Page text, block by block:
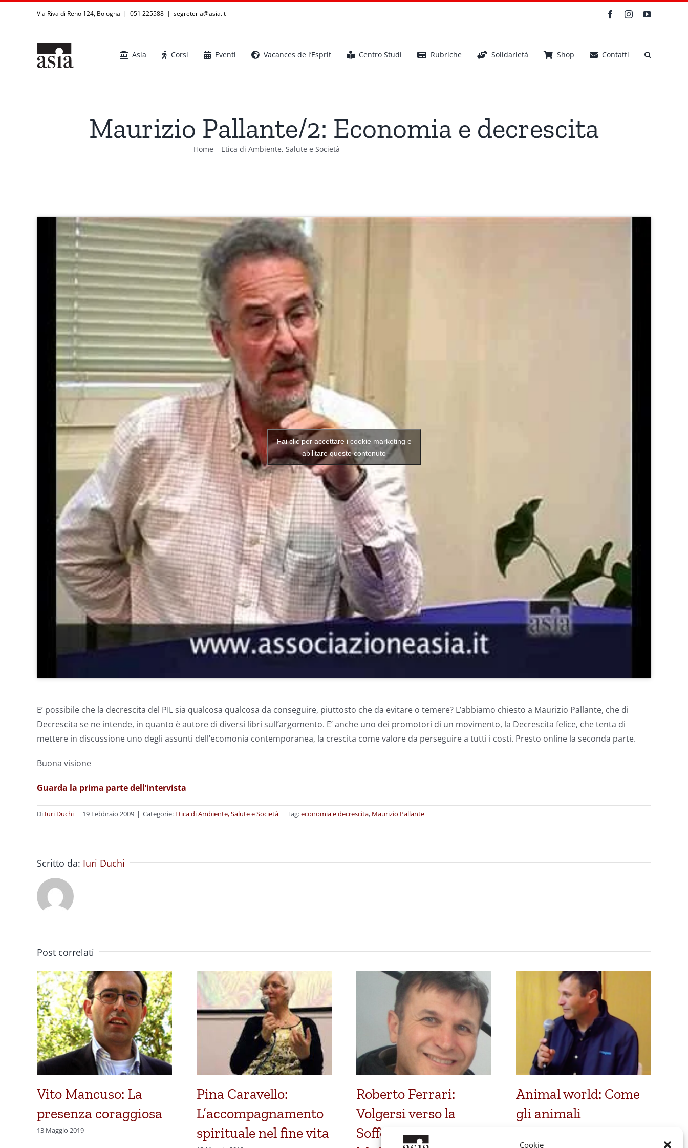
Cookie
Via Riva di Reno 124, Bologna | 051 225588 | segreteria@asia.it FacebookInstagramYouTube
Asia Corsi Eventi Vacances de l’Esprit Centro Studi Rubriche Solidarietà Shop Contatti
Maurizio Pallante/2: Economia e decrescita
Home Etica di Ambiente, Salute e Società
Fai clic per accettare i cookie marketing e
abilitare questo contenuto
E’ possibile che la decrescita del PIL sia qualcosa qualcosa da conseguire, piuttosto che da evitare o temere? L’abbiamo chiesto a Maurizio Pallante, che di
Decrescita se ne intende, in quanto è autore di diversi libri sull’argomento. E’ anche uno dei promotori di un movimento, la Decrescita felice, che tenta di
mettere in discussione uno degli assunti dell’ecomonia contemporanea, la crescita come valore da perseguire a tutti i costi. Presto online la seconda parte.
Buona visione
Guarda la prima parte dell’intervista
Di Iuri Duchi | 19 Febbraio 2009 | Categorie: Etica di Ambiente, Salute e Società | Tag:economia e decrescita, Maurizio Pallante
Scritto da: Iuri Duchi
Post correlati
Vito Mancuso: La
presenza coraggiosa
13 Maggio 2019
Pina Caravello:
L’accompagnamento
spirituale nel fine vita
Roberto Ferrari:
Volgersi verso la
Sofferenza.
Animal world: Come
gli animali